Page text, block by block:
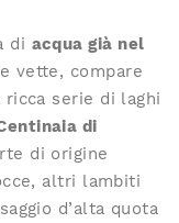
di acqua già nel
vette, compare
serie di laghi
di
di origine
altri lambiti
d’alta quota